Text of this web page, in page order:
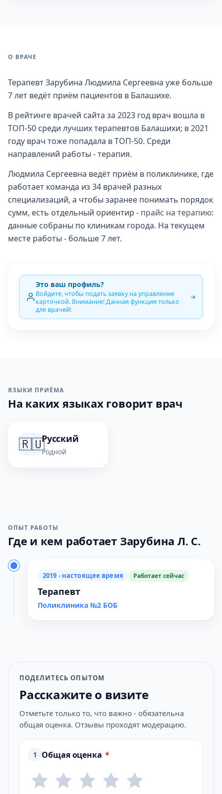
О ВРАЧЕ
Терапевт Зарубина Людмила Сергеевна уже больше
7 лет ведёт приём пациентов в Балашихе.
В рейтинге врачей сайта за 2023 год врач вошла в
ТОП-50 среди лучших терапевтов Балашихи; в 2021
году врач тоже попадала в ТОП-50. Среди
направлений работы - терапия.
Людмила Сергеевна ведёт приём в поликлинике, где
работает команда из 34 врачей разных
специализаций, а чтобы заранее понимать порядок
сумм, есть отдельный ориентир - прайс на терапию:
данные собраны по клиникам города. На текущем
месте работы - больше 7 лет.
Это ваш профиль?
Войдите, чтобы подать заявку на управление
карточкой. Внимание! Данная функция только
для врачей!
ЯЗЫКИ ПРИЁМА
На каких языках говорит врач
🇷🇺Русский
Родной
ОПЫТ РАБОТЫ
Где и кем работает Зарубина Л. С.
2019 - настоящее время Работает сейчас
Терапевт
Поликлиника №2 БОБ
ПОДЕЛИТЕСЬ ОПЫТОМ
Расскажите о визите
Отметьте только то, что важно - обязательна
общая оценка. Отзывы проходят модерацию.
1 Общая оценка *